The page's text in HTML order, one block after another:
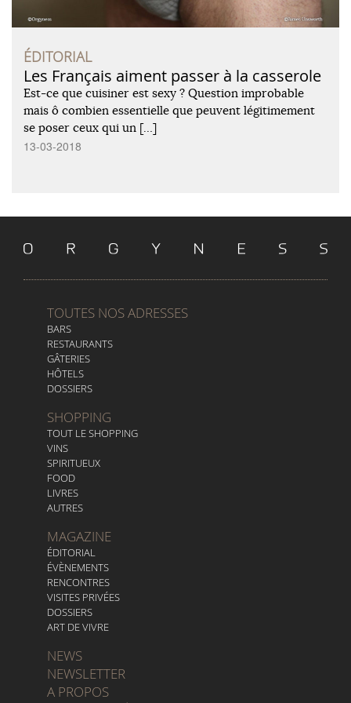
ÉDITORIAL
Les Français aiment passer à la casserole
Est-ce que cuisiner est sexy ? Question improbable
mais ô combien essentielle que peuvent légitimement
se poser ceux qui un […]
13-03-2018
TOUTES NOS ADRESSES
BARS
RESTAURANTS
GÂTERIES
HÔTELS
DOSSIERS
SHOPPING
TOUT LE SHOPPING
VINS
SPIRITUEUX
FOOD
LIVRES
AUTRES
MAGAZINE
ÉDITORIAL
ÉVÈNEMENTS
RENCONTRES
VISITES PRIVÉES
DOSSIERS
ART DE VIVRE
NEWS
NEWSLETTER
A PROPOS